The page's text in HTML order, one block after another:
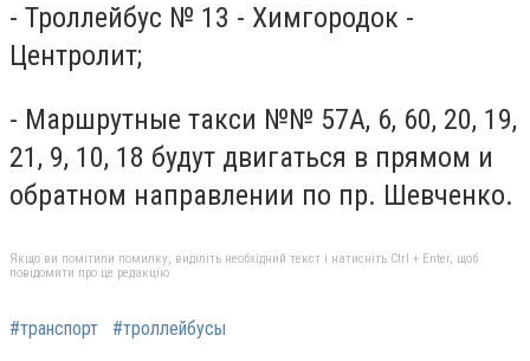
- Троллейбус № 13 - Химгородок -
Центролит;
- Маршрутные такси №№ 57А, 6, 60, 20, 19,
21, 9, 10, 18 будут двигаться в прямом и
обратном направлении по пр. Шевченко.
Якщо ви помітили помилку, виділіть необхідний текст і натисніть Ctrl + Enter, щоб
повідомити про це редакцію
#транспорт #троллейбусы